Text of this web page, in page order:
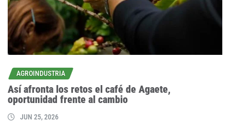
AGROINDUSTRIA
Así afronta los retos el café de Agaete,
oportunidad frente al cambio
JUN 25, 2026